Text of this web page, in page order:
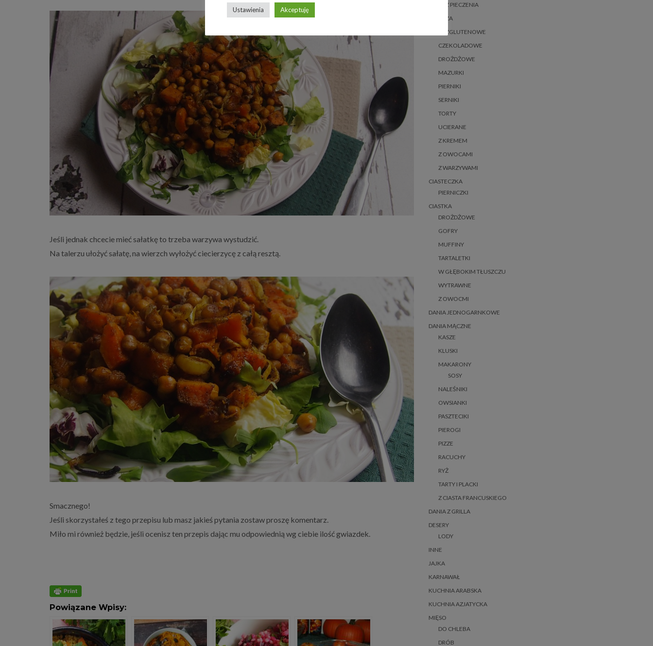
Jeśli jednak chcecie mieć sałatkę to trzeba warzywa wystudzić.
Na talerzu ułożyć sałatę, na wierzch wyłożyć ciecierzycę z całą resztą.
Smacznego!
Jeśli skorzystałeś z tego przepisu lub masz jakieś pytania zostaw proszę komentarz.
Miło mi również będzie, jeśli ocenisz ten przepis dając mu odpowiednią wg ciebie ilość gwiazdek.
Powiązane Wpisy:
BEZ PIECZENIA
BEZA
BEZGLUTENOWE
CZEKOLADOWE
DROŻDŻOWE
MAZURKI
PIERNIKI
SERNIKI
TORTY
UCIERANE
Z KREMEM
Z OWOCAMI
Z WARZYWAMI
CIASTECZKA
PIERNICZKI
CIASTKA
DROŻDŻOWE
GOFRY
MUFFINY
TARTALETKI
W GŁĘBOKIM TŁUSZCZU
WYTRAWNE
Z OWOCMI
DANIA JEDNOGARNKOWE
DANIA MĄCZNE
KASZE
KLUSKI
MAKARONY
SOSY
NALEŚNIKI
OWSIANKI
PASZTECIKI
PIEROGI
PIZZE
RACUCHY
RYŻ
TARTY I PLACKI
Z CIASTA FRANCUSKIEGO
DANIA Z GRILLA
DESERY
LODY
INNE
JAJKA
KARNAWAŁ
KUCHNIA ARABSKA
KUCHNIA AZJATYCKA
MIĘSO
DO CHLEBA
DRÓB
Ustawienia Akceptuję